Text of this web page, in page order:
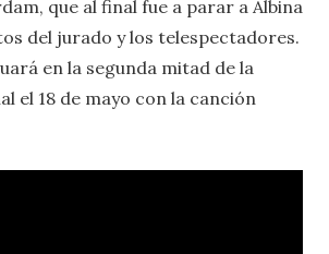
que al final fue a parar a Albina
del jurado y los telespectadores.
en la segunda mitad de la
el 18 de mayo con la canción